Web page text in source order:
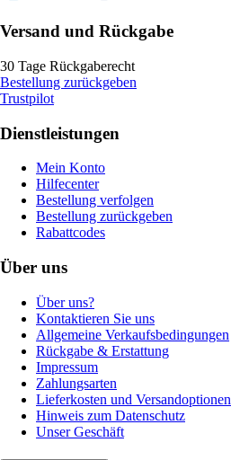
Versand und Rückgabe
30 Tage Rückgaberecht
Bestellung zurückgeben
Trustpilot
Dienstleistungen
Mein Konto
Hilfecenter
Bestellung verfolgen
Bestellung zurückgeben
Rabattcodes
Über uns
Über uns?
Kontaktieren Sie uns
Allgemeine Verkaufsbedingungen
Rückgabe & Erstattung
Impressum
Zahlungsarten
Lieferkosten und Versandoptionen
Hinweis zum Datenschutz
Unser Geschäft